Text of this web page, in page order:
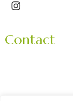
Contact